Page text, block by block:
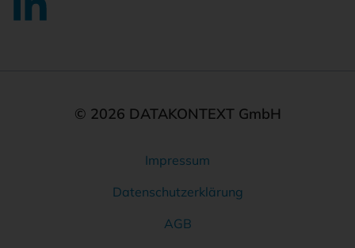
© 2026 DATAKONTEXT GmbH
Impressum
Datenschutzerklärung
AGB